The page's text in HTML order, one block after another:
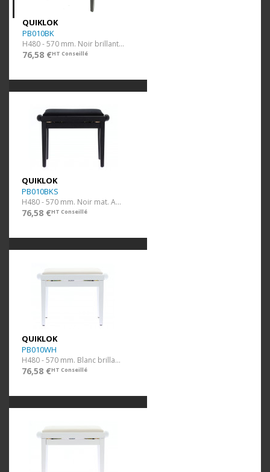
QUIKLOK
PB010BK
H480 - 570 mm. Noir brillant. Assise Velours.
76,58 €HT Conseillé
QUIKLOK
PB010BKS
H480 - 570 mm. Noir mat. Assise Velour.
76,58 €HT Conseillé
QUIKLOK
PB010WH
H480 - 570 mm. Blanc brillant. Assise Velour.
76,58 €HT Conseillé